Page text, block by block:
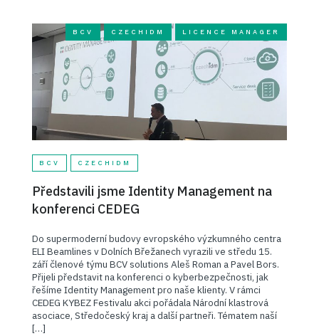
BCV CZECHIDM LICENCE MANAGER
BCV CZECHIDM
Představili jsme Identity Management na
konferenci CEDEG
Do supermoderní budovy evropského výzkumného centra
ELI Beamlines v Dolních Břežanech vyrazili ve středu 15.
září členové týmu BCV solutions Aleš Roman a Pavel Bors.
Přijeli představit na konferenci o kyberbezpečnosti, jak
řešíme Identity Management pro naše klienty. V rámci
CEDEG KYBEZ Festivalu akci pořádala Národní klastrová
asociace, Středočeský kraj a další partneři. Tématem naší
[…]